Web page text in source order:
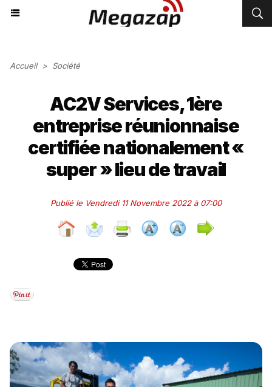
Accueil > Société
AC2V Services, 1ère
entreprise réunionnaise
certifiée nationalement «
super » lieu de travail
Publié le Vendredi 11 Novembre 2022 à 07:00